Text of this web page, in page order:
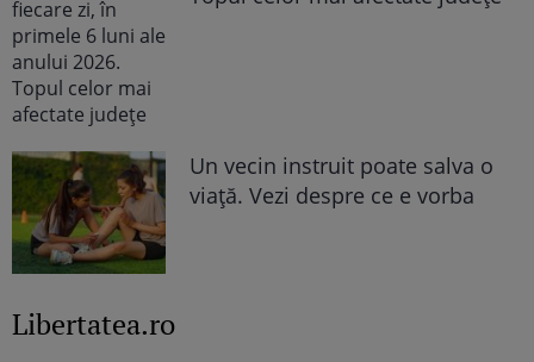
Un vecin instruit poate salva o
viață. Vezi despre ce e vorba
Libertatea.ro